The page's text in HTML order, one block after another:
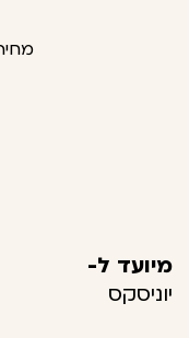
מחיר
מיועד ל-
יוניסקס